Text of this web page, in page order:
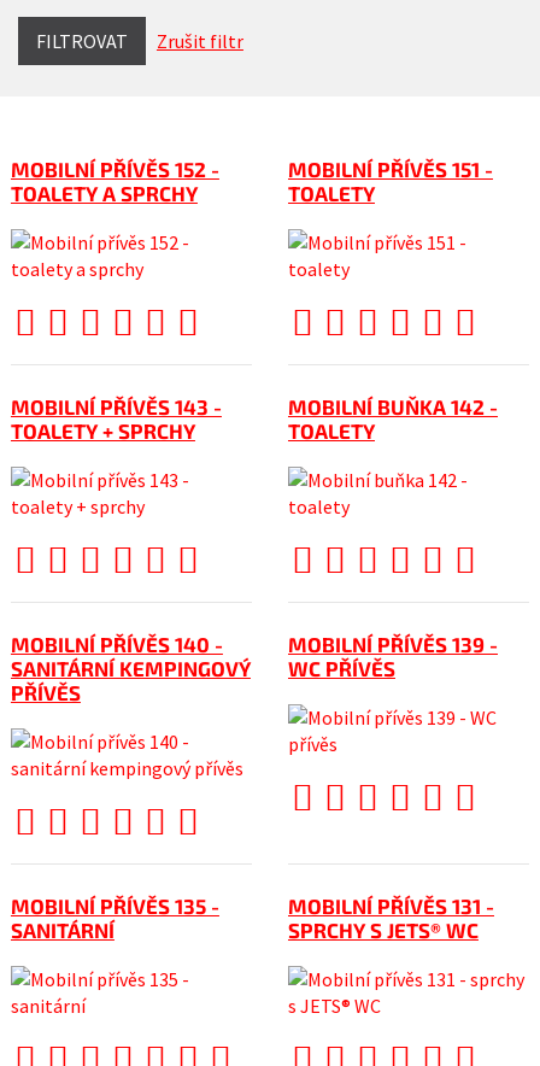
FILTROVAT Zrušit filtr
MOBILNÍ PŘÍVĚS 152 -
TOALETY A SPRCHY
MOBILNÍ PŘÍVĚS 151 -
TOALETY
MOBILNÍ PŘÍVĚS 143 -
TOALETY + SPRCHY
MOBILNÍ BUŇKA 142 -
TOALETY
MOBILNÍ PŘÍVĚS 140 -
SANITÁRNÍ KEMPINGOVÝ
PŘÍVĚS
MOBILNÍ PŘÍVĚS 139 -
WC PŘÍVĚS
MOBILNÍ PŘÍVĚS 135 -
SANITÁRNÍ
MOBILNÍ PŘÍVĚS 131 -
SPRCHY S JETS® WC